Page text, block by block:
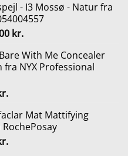
pris
er:
315,00 kr..
- I3 Mossø - Natur fra
kr.Den
pris
er:
With Me Concealer
fra NYX Professional
Den
pris
er:
109,00 kr..
Mat Mattifying
Den